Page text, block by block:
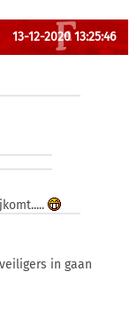
13-12-2020 13:25:46
in gaan